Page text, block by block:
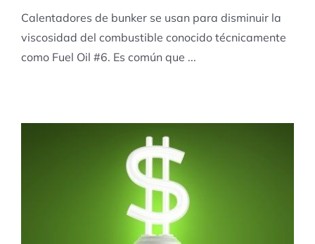
Calentadores de bunker se usan para disminuir la
viscosidad del combustible conocido técnicamente
como Fuel Oil #6. Es común que ...